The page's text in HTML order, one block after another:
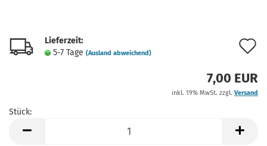
Lieferzeit:
5-7 Tage (Ausland abweichend)
7,00 EUR
inkl. 19% MwSt. zzgl. Versand
Stück: